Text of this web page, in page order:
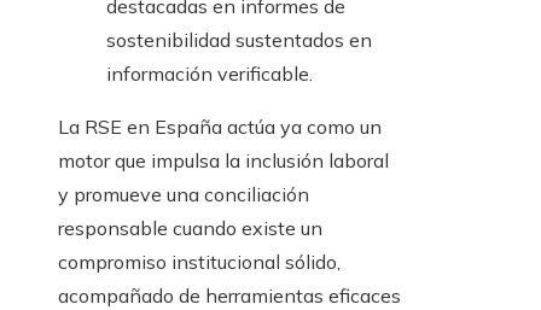
destacadas en informes de
sostenibilidad sustentados en
información verificable.
La RSE en España actúa ya como un
motor que impulsa la inclusión laboral
y promueve una conciliación
responsable cuando existe un
compromiso institucional sólido,
acompañado de herramientas eficaces